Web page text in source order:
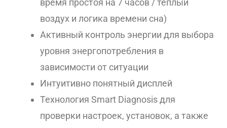
время простоя на 7 часов / теплый
воздух и логика времени сна)
Активный контроль энергии для выбора
уровня энергопотребления в
зависимости от ситуации
Интуитивно понятный дисплей
Технология Smart Diagnosis для
проверки настроек, установок, а также